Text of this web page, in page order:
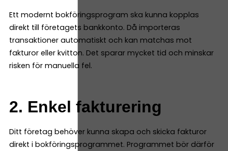
Ett modernt bokföringsprogram ska kunna kopplas
direkt till företagets bankkonto. Då importeras
transaktioner automatiskt och kan matchas mot
fakturor eller kvitton. Det sparar mycket tid och minskar
risken för manuella fel.
2. Enkel fakturering
Ditt företag behöver kunna skapa och skicka fakturor
direkt i bokföringsprogrammet. Programmet bör därför